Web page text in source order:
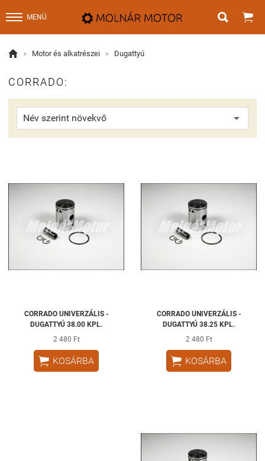
MENÜ  
 » Motor és alkatrészei » Dugattyú
CORRADO:
CORRADO UNIVERZÁLIS -
DUGATTYÚ 38.00 KPL.
2 480 Ft
 KOSÁRBA
CORRADO UNIVERZÁLIS -
DUGATTYÚ 38.25 KPL.
2 480 Ft
 KOSÁRBA